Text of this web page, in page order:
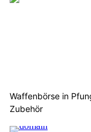
Waffenbörse in
Zubehör